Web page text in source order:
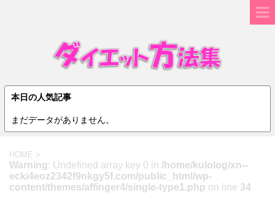
本日の人気記事
まだデータがありません。
HOME >
Warning: Undefined array key 0 in /home/kulolog/xn--
ecki4eoz2342f9nkgy5f.com/public_html/wp-
content/themes/affinger4/single-type1.php on line 34